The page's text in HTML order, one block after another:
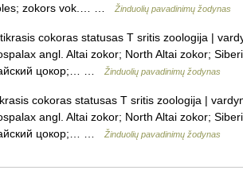
zokors vok.… …
Žinduolių pavadinimų žodynas
cokoras statusas T sritis zoologija |
angl. Altai zokor; North Altai zokor;
цокор;… …
Žinduolių pavadinimų žodynas
cokoras statusas T sritis zoologija |
angl. Altai zokor; North Altai zokor;
цокор;… …
Žinduolių pavadinimų žodynas